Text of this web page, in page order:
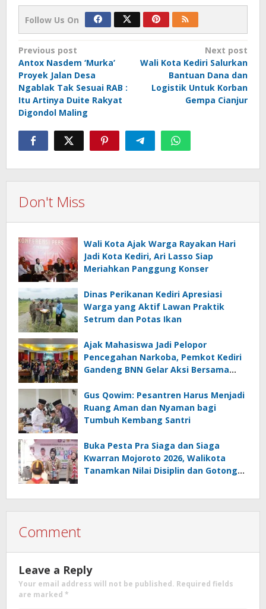
Follow Us On
Post
navigation
Previous post
Antox Nasdem ‘Murka’
Proyek Jalan Desa
Ngablak Tak Sesuai RAB :
Itu Artinya Duite Rakyat
Digondol Maling
Next post
Wali Kota Kediri Salurkan
Bantuan Dana dan
Logistik Untuk Korban
Gempa Cianjur
Don't Miss
Wali Kota Ajak Warga Rayakan Hari
Jadi Kota Kediri, Ari Lasso Siap
Meriahkan Panggung Konser
Dinas Perikanan Kediri Apresiasi
Warga yang Aktif Lawan Praktik
Setrum dan Potas Ikan
Ajak Mahasiswa Jadi Pelopor
Pencegahan Narkoba, Pemkot Kediri
Gandeng BNN Gelar Aksi Bersama
Gus Qowim: Pesantren Harus Menjadi
Ruang Aman dan Nyaman bagi
Tumbuh Kembang Santri
Buka Pesta Pra Siaga dan Siaga
Kwarran Mojoroto 2026, Walikota
Tanamkan Nilai Disiplin dan Gotong
Comment
Leave a Reply
Your email address will not be published. Required fields
are marked *